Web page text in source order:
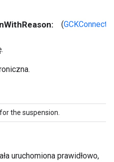
(
the suspension.
uruchomiona prawidłowo,